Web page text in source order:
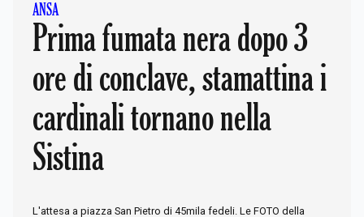
ANSA
Prima fumata nera dopo 3
ore di conclave, stamattina i
cardinali tornano nella
Sistina
L'attesa a piazza San Pietro di 45mila fedeli. Le FOTO della